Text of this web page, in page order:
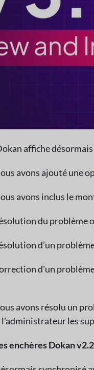
affiche
avons ajouté une
avons inclus le
du problème
d’un
d'un
avons résolu un
les
enchères Dokan